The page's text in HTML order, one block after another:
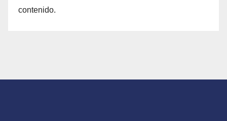
contenido.